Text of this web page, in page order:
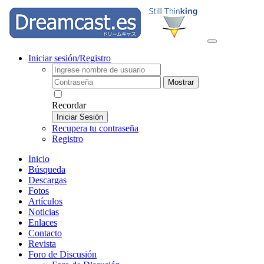
Iniciar sesión/Registro
Mostrar
Recordar
Iniciar Sesión
Recupera tu contraseña
Registro
Inicio
Búsqueda
Descargas
Fotos
Artículos
Noticias
Enlaces
Contacto
Revista
Foro de Discusión